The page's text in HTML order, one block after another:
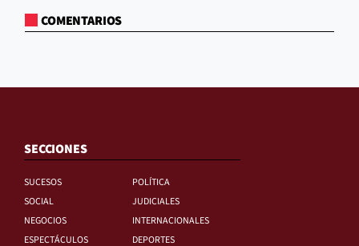
COMENTARIOS
SECCIONES
SUCESOS
POLÍTICA
SOCIAL
JUDICIALES
NEGOCIOS
INTERNACIONALES
ESPECTÁCULOS
DEPORTES